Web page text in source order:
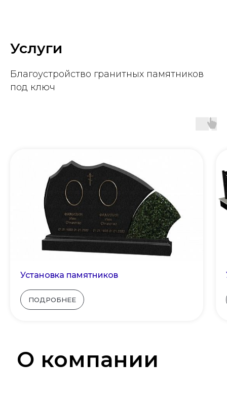
Услуги
Благоустройство гранитных памятников
под ключ
Установка памятников
ПОДРОБНЕЕ
О компании